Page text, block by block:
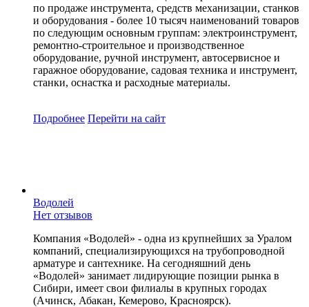
по продаже инструмента, средств механизации, станков
и оборудования - более 10 тысяч наименований товаров
по следующим основным группам: электроинструмент,
ремонтно-строительное и производственное
оборудование, ручной инструмент, автосервисное и
гаражное оборудование, садовая техника и инструмент,
станки, оснастка и расходные материалы.
Подробнее Перейти на сайт
Водолей
Нет отзывов
Компания «Водолей» - одна из крупнейших за Уралом
компаний, специализирующихся на трубопроводной
арматуре и сантехнике. На сегодняшний день
«Водолей» занимает лидирующие позиции рынка в
Сибири, имеет свои филиалы в крупных городах
(Ачинск, Абакан, Кемерово, Красноярск).